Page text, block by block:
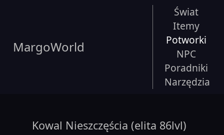
MargoWorld
Świat
Itemy
Potworki
NPC
Poradniki
Narzędzia
Kowal Nieszczęścia (elita 86lvl)